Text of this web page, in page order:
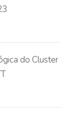
do Cluster